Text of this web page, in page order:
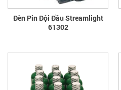
Đèn Pin Đội Đầu Streamlight
61302